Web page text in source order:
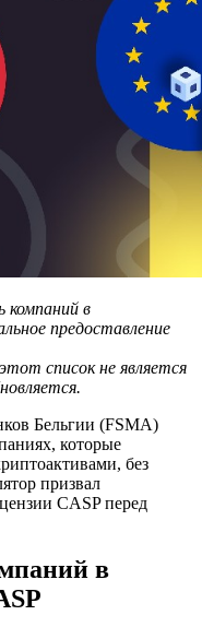
компаний в
предоставление
список не является
Бельгии (FSMA)
которые
без
призвал
CASP перед
в